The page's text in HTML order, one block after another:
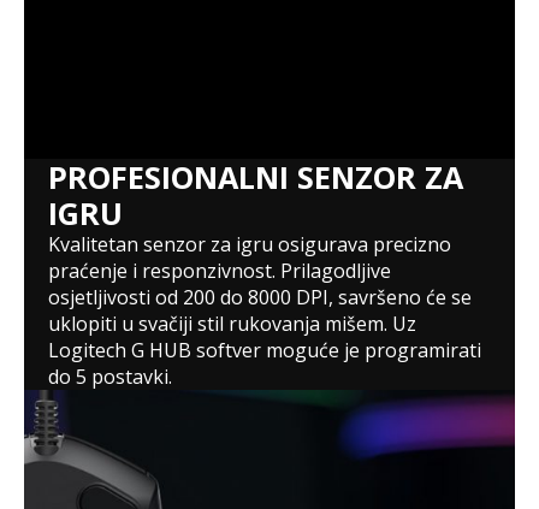
PROFESIONALNI SENZOR ZA
IGRU
Kvalitetan senzor za igru osigurava precizno
praćenje i responzivnost. Prilagodljive
osjetljivosti od 200 do 8000 DPI, savršeno će se
uklopiti u svačiji stil rukovanja mišem. Uz
Logitech G HUB softver moguće je programirati
do 5 postavki.